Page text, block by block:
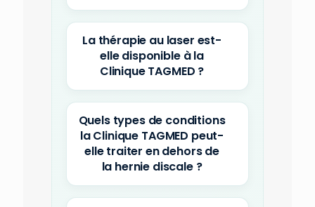
La thérapie au laser est-
elle disponible à la
Clinique TAGMED ?
Quels types de conditions
la Clinique TAGMED peut-
elle traiter en dehors de
la hernie discale ?